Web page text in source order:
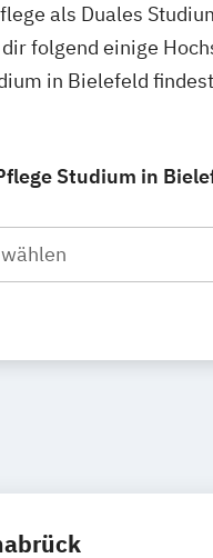
als Duales
folgend einige
in Bielefeld
Studium in